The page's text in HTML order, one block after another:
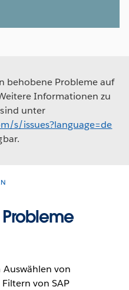
behobene Probleme auf
Informationen zu
unter
s/issues?language=de
Auswählen von
von SAP